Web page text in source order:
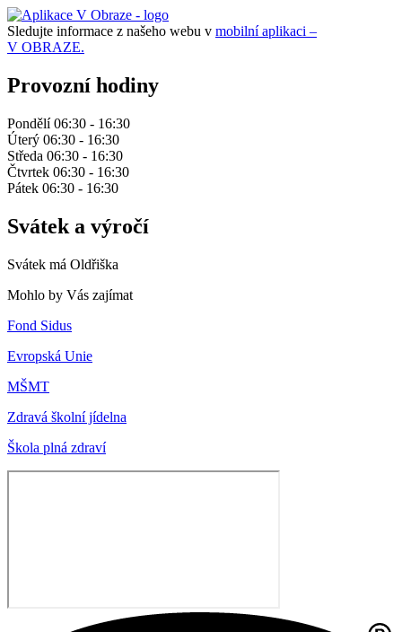
Sledujte informace z našeho webu v mobilní aplikaci –
V OBRAZE.
Provozní hodiny
Pondělí 06:30 - 16:30
Úterý 06:30 - 16:30
Středa 06:30 - 16:30
Čtvrtek 06:30 - 16:30
Pátek 06:30 - 16:30
Svátek a výročí
Svátek má Oldřiška
Mohlo by Vás zajímat
Fond Sidus
Evropská Unie
MŠMT
Zdravá školní jídelna
Škola plná zdraví